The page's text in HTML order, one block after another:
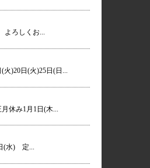
よろしくお...
)20日(火)25日(日...
休み1月1日(木...
(水) 定...